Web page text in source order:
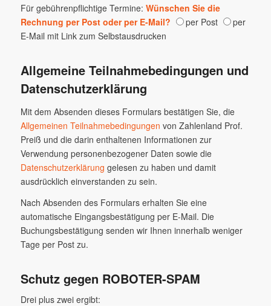
Für gebührenpflichtige Termine: Wünschen Sie die
Rechnung per Post oder per E-Mail?
per Post
per
E-Mail mit Link zum Selbstausdrucken
Allgemeine Teilnahmebedingungen und
Datenschutzerklärung
Mit dem Absenden dieses Formulars bestätigen Sie, die
Allgemeinen Teilnahmebedingungen von Zahlenland Prof.
Preiß und die darin enthaltenen Informationen zur
Verwendung personenbezogener Daten sowie die
Datenschutzerklärung gelesen zu haben und damit
ausdrücklich einverstanden zu sein.
Nach Absenden des Formulars erhalten Sie eine
automatische Eingangsbestätigung per E-Mail. Die
Buchungsbestätigung senden wir Ihnen innerhalb weniger
Tage per Post zu.
Schutz gegen ROBOTER-SPAM
Drei plus zwei ergibt: